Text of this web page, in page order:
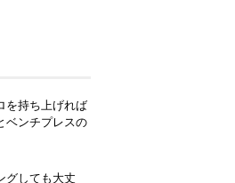
を持ち上げれば
ベンチプレスの
グしても大丈